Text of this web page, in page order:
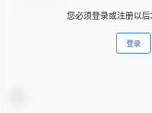
您必须登录或注册以
登录